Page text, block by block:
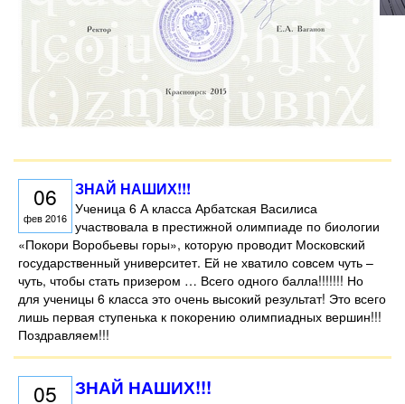
06
фев 2016
ЗНАЙ НАШИХ!!!
Ученица 6 А класса Арбатская Василиса
участвовала в престижной олимпиаде по биологии
«Покори Воробьевы горы», которую проводит Московский
государственный университет. Ей не хватило совсем чуть –
чуть, чтобы стать призером … Всего одного балла!!!!!!! Но
для ученицы 6 класса это очень высокий результат! Это всего
лишь первая ступенька к покорению олимпиадных вершин!!!
Поздравляем!!!
05 ЗНАЙ НАШИХ!!!